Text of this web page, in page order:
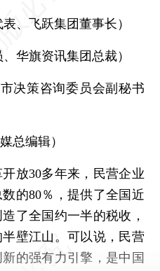
、飞跃集团董事长）
华旗资讯集团总裁）
决策咨询委员会副秘书
总编辑）
30多年来，民营企业
的80％，提供了全国近
了全国约一半的税收，
壁江山。可以说，民营
的强有力引擎，是中国